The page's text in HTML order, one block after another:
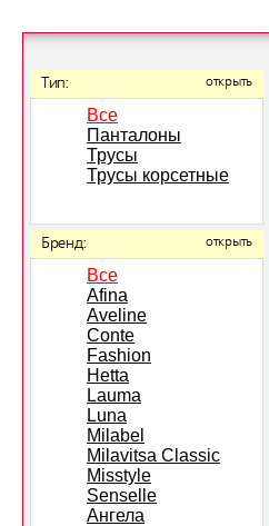
Тип: открыть
Все
Панталоны
Трусы
Трусы корсетные
Бренд: открыть
Все
Afina
Aveline
Conte
Fashion
Hetta
Lauma
Luna
Milabel
Milavitsa Classic
Misstyle
Senselle
Ангела